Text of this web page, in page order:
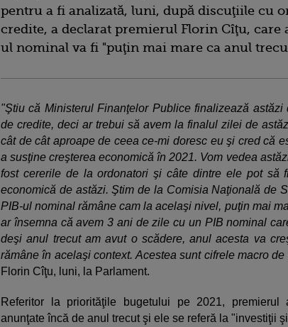
pentru a fi analizată, luni, după discuţiile cu
credite, a declarat premierul Florin Cîţu, care
ul nominal va fi "puţin mai mare ca anul
"Ştiu că Ministerul Finanţelor Publice finalizează astăzi
de credite, deci ar trebui să avem la finalul zilei de
cât de cât aproape de ceea ce-mi doresc eu şi cred că
a susţine creşterea economică în 2021. Vom vedea
fost cererile de la ordonatori şi câte dintre ele pot să
economică de astăzi. Ştim de la Comisia Naţională de
PIB-ul nominal rămâne cam la acelaşi nivel, puţin mai
ar însemna că avem 3 ani de zile cu un PIB nominal
deşi anul trecut am avut o scădere, anul acesta va
rămâne în acelaşi context. Acestea sunt cifrele macro
Florin Cîţu, luni, la Parlament.
Referitor la priorităţile bugetului pe 2021,
anunţate încă de anul trecut şi ele se referă la "investiţii